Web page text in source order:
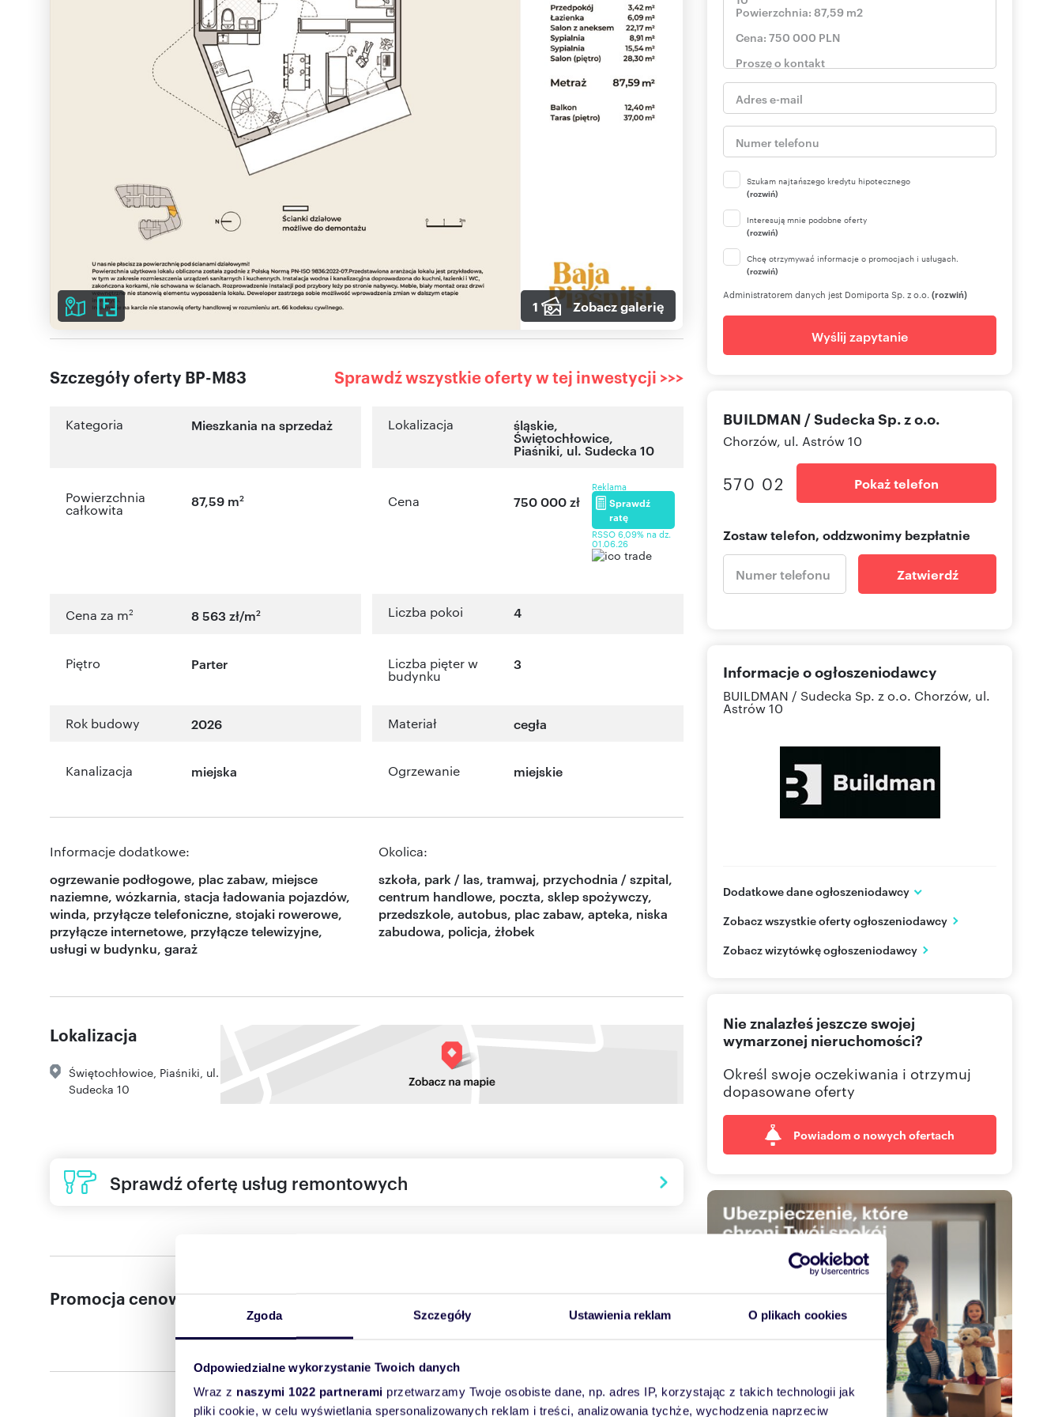
Zgoda Szczegóły Ustawienia reklam O plikach cookies
Odpowiedzialne wykorzystanie Twoich danych
Wraz z naszymi 1022 partnerami przetwarzamy Twoje osobiste dane, np. adres IP, korzystając z takich technologii jak
pliki cookie, w celu wyświetlania spersonalizowanych reklam i treści, analizowania tychże, wychodzenia naprzeciw
1 Zobacz galerię
Szczegóły oferty BP-M83 Sprawdź wszystkie oferty w tej inwestycji >>>
Kategoria Mieszkania na sprzedaż Lokalizacja śląskie,
Świętochłowice,
Piaśniki, ul. Sudecka 10
Powierzchnia
całkowita
87,59 m2 Cena 750 000 zł
Reklama
Sprawdź
ratę
RSSO 6,09% na dz.
01.06.26
Cena za m2 8 563 zł/m2 Liczba pokoi 4
Piętro Parter Liczba pięter w
budynku
3
Rok budowy 2026 Materiał cegła
Kanalizacja miejska Ogrzewanie miejskie
Informacje dodatkowe:
ogrzewanie podłogowe, plac zabaw, miejsce
naziemne, wózkarnia, stacja ładowania pojazdów,
winda, przyłącze telefoniczne, stojaki rowerowe,
przyłącze internetowe, przyłącze telewizyjne,
usługi w budynku, garaż
Okolica:
szkoła, park / las, tramwaj, przychodnia / szpital,
centrum handlowe, poczta, sklep spożywczy,
przedszkole, autobus, plac zabaw, apteka, niska
zabudowa, policja, żłobek
Lokalizacja
Świętochłowice Piaśniki ul.
Sudecka 10
Sprawdź ofertę usług remontowych
Promocja cenowa
Harmonogram płatności 20/80 do końca lipca
Szukam najtańszego kredytu hipotecznego
(rozwiń)
Interesują mnie podobne oferty
(rozwiń)
Chcę otrzymywać informacje o promocjach i usługach.
(rozwiń)
Administratorem danych jest Domiporta Sp. z o.o. (rozwiń)
Wyślij zapytanie
BUILDMAN / Sudecka Sp. z o.o.
Chorzów, ul. Astrów 10
570 02 Pokaż telefon
Zostaw telefon, oddzwonimy bezpłatnie
Zatwierdź
Informacje o ogłoszeniodawcy
BUILDMAN / Sudecka Sp. z o.o. Chorzów, ul.
Astrów 10
Dodatkowe dane ogłoszeniodawcy
ul. Podhalańska 26D
małopolskie
Zobacz wszystkie oferty ogłoszeniodawcy
Zobacz wizytówkę ogłoszeniodawcy
Nie znalazłeś jeszcze swojej
wymarzonej nieruchomości?
Określ swoje oczekiwania i otrzymuj
dopasowane oferty
Powiadom o nowych ofertach